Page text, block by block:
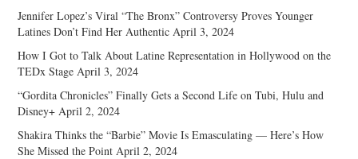
Jennifer Lopez’s Viral “The Bronx” Controversy Proves Younger
Latines Don’t Find Her Authentic April 3, 2024
How I Got to Talk About Latine Representation in Hollywood on the
TEDx Stage April 3, 2024
“Gordita Chronicles” Finally Gets a Second Life on Tubi, Hulu and
Disney+ April 2, 2024
Shakira Thinks the “Barbie” Movie Is Emasculating — Here’s How
She Missed the Point April 2, 2024